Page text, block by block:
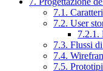
7.1.
7.2. User
7.2.1.
7.3. Flussi
7.4.
7.5.